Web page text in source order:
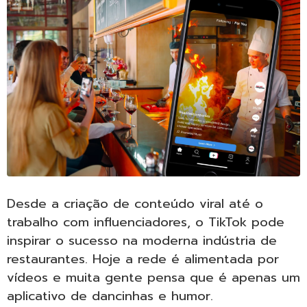
Desde a criação de conteúdo viral até o
trabalho com influenciadores, o TikTok pode
inspirar o sucesso na moderna indústria de
restaurantes. Hoje a rede é alimentada por
vídeos e muita gente pensa que é apenas um
aplicativo de dancinhas e humor.